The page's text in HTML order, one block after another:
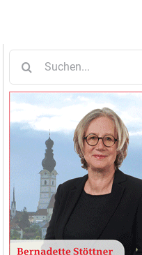
nach: